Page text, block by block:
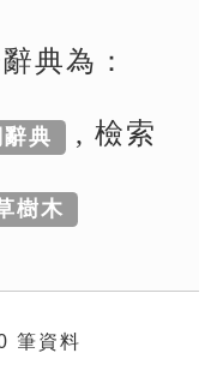
典為：
典 , 檢索
樹木
筆資料